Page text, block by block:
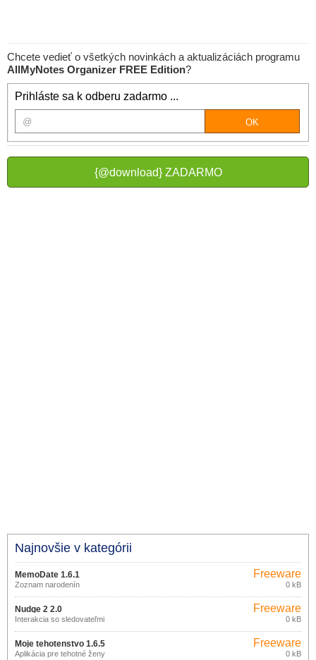
Chcete vedieť o všetkých novinkách a aktualizáciách programu
AllMyNotes Organizer FREE Edition?
Prihláste sa k odberu zadarmo ...
{@download} ZADARMO
Najnovšie v kategórii
MemoDate 1.6.1
Zoznam narodenín
Freeware
0 kB
Nudge 2 2.0
Interakcia so sledovateľmi
Freeware
0 kB
Moje tehotenstvo 1.6.5
Aplikácia pre tehotné ženy
Freeware
0 kB